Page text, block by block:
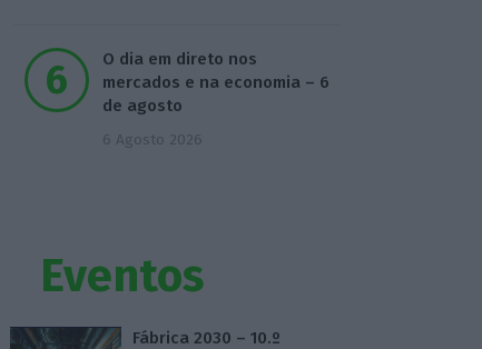
O dia em direto nos
mercados e na economia – 6
de agosto
6 Agosto 2026
Eventos
Fábrica 2030 – 10.º